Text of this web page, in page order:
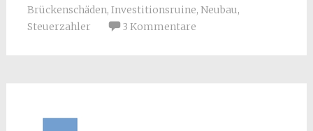
Brückenschäden, Investitionsruine, Neubau,
Steuerzahler
3 Kommentare